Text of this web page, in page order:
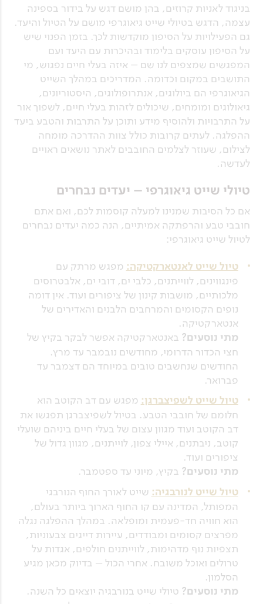
בניגוד לאניות קרוזים, בהן מושם דגש על בידור בספינה
עצמה, הדגש בטיולי שייט גיאוגרפי מושם על הטיול והיעד.
גם הפעילויות על הסיפון מוקדשות לכך. בזמן הפנוי שיש
על הסיפון עוסקים בלימוד ובהיכרות עם היעד ועם
המפגשים שמצפים לנו שם – איזה בעלי חיים נפגוש, מי
התושבים במקום וכדומה. המדריכים במהלך השייט
הגיאוגרפי הם ביולוגים, אנתרופולוגים, היסטוריונים,
גיאולוגים ומומחים, שיכולים לזהות בעלי חיים, לשפוך אור
על התרבויות ולהוסיף מידע ותוכן על התרבות והטבע ביעד
ההפלגה. לעתים קרובות כולל צוות ההדרכה מומחה
לצילום, שעוזר לצלמים החובבים לאתר נושאים ראויים
לעדשה.
טיולי שייט גיאוגרפי – יעדים נבחרים
אם כל הסיבות שמנינו למעלה קוסמות לכם, ואם אתם
חובבי טבע והרפתקה אמיתיים, הנה כמה יעדים נבחרים
לטיול שייט גיאוגרפי:
טיול שייט לאנטארקטיקה: מפגש מרתק עם
פינגווינים, לווייתנים, כלבי ים, דובי ים, אלבטרוסים
מלכותיים, מושבות קינון של ציפורים ועוד. אין דומה
נופים הקסומים והמרחבים הלבנים והאדירים של
אנטארקטיקה.
מתי נוסעים? באנטארקטיקה אפשר לבקר בקיץ של
חצי הכדור הדרומי, מחודשים נובמבר עד מרץ.
החודשים שנחשבים טובים במיוחד הם דצמבר עד
פברואר.
טיול שייט לשפיצברגן: מפגש עם דב הקוטב הוא
חלומם של חובבי הטבע. בטיול לשפיצברגן תפגשו את
דב הקוטב ועוד מגוון עצום של בעלי חיים ביניהם שועלי
קוטב, ניבתנים, איילי צפון, לוייתנים, מגוון גדול של
ציפורים ועוד.
מתי נוסעים? בקיץ, מיוני עד ספטמבר.
טיול שייט לנורבגיה: שייט לאורך החוף הנורבגי
המפותל, המדינה עם קו החוף הארוך ביותר בעולם,
הוא חוויה חד-פעמית ומופלאה. במהלך ההפלגה נגלה
מפרצים קסומים ומבודדים, עיירות דייגים צבעוניות,
תצפיות נוף מדהימות, לווייתנים חולפים, אגדות על
טרולים ואוכל משובח. אחרי הכול – בדיוק מכאן מגיע
הסלמון.
מתי נוסעים? טיולי שייט בנורבגיה יוצאים כל השנה.